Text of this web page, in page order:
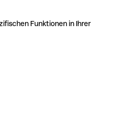
Funktionen in Ihrer